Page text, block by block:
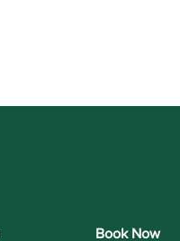
Book Now